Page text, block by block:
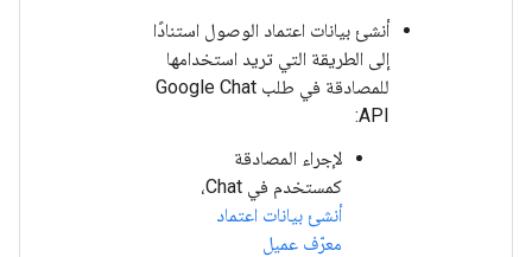
أنشئ بيانات اعتماد الوصول استنادًا
إلى الطريقة التي تريد استخدامها
للمصادقة في طلب Google Chat
API:
لإجراء المصادقة
كمستخدم في Chat،
أنشئ بيانات اعتماد
معرّف عميل